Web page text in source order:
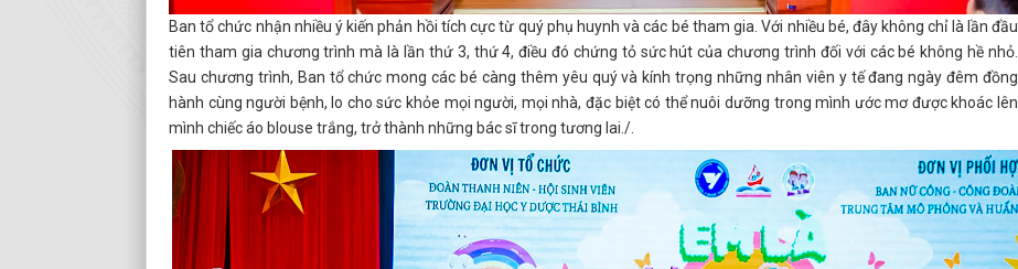
Ban tổ chức nhận nhiều ý kiến phản hồi tích cực từ quý phụ huynh và các bé tham gia. Với nhiều bé, đây không chỉ là lần đầu
tiên tham gia chương trình mà là lần thứ 3, thứ 4, điều đó chứng tỏ sức hút của chương trình đối với các bé không hề nhỏ.
Sau chương trình, Ban tổ chức mong các bé càng thêm yêu quý và kính trọng những nhân viên y tế đang ngày đêm đồng
hành cùng người bệnh, lo cho sức khỏe mọi người, mọi nhà, đặc biệt có thể nuôi dưỡng trong mình ước mơ được khoác lên
mình chiếc áo blouse trắng, trở thành những bác sĩ trong tương lai./.